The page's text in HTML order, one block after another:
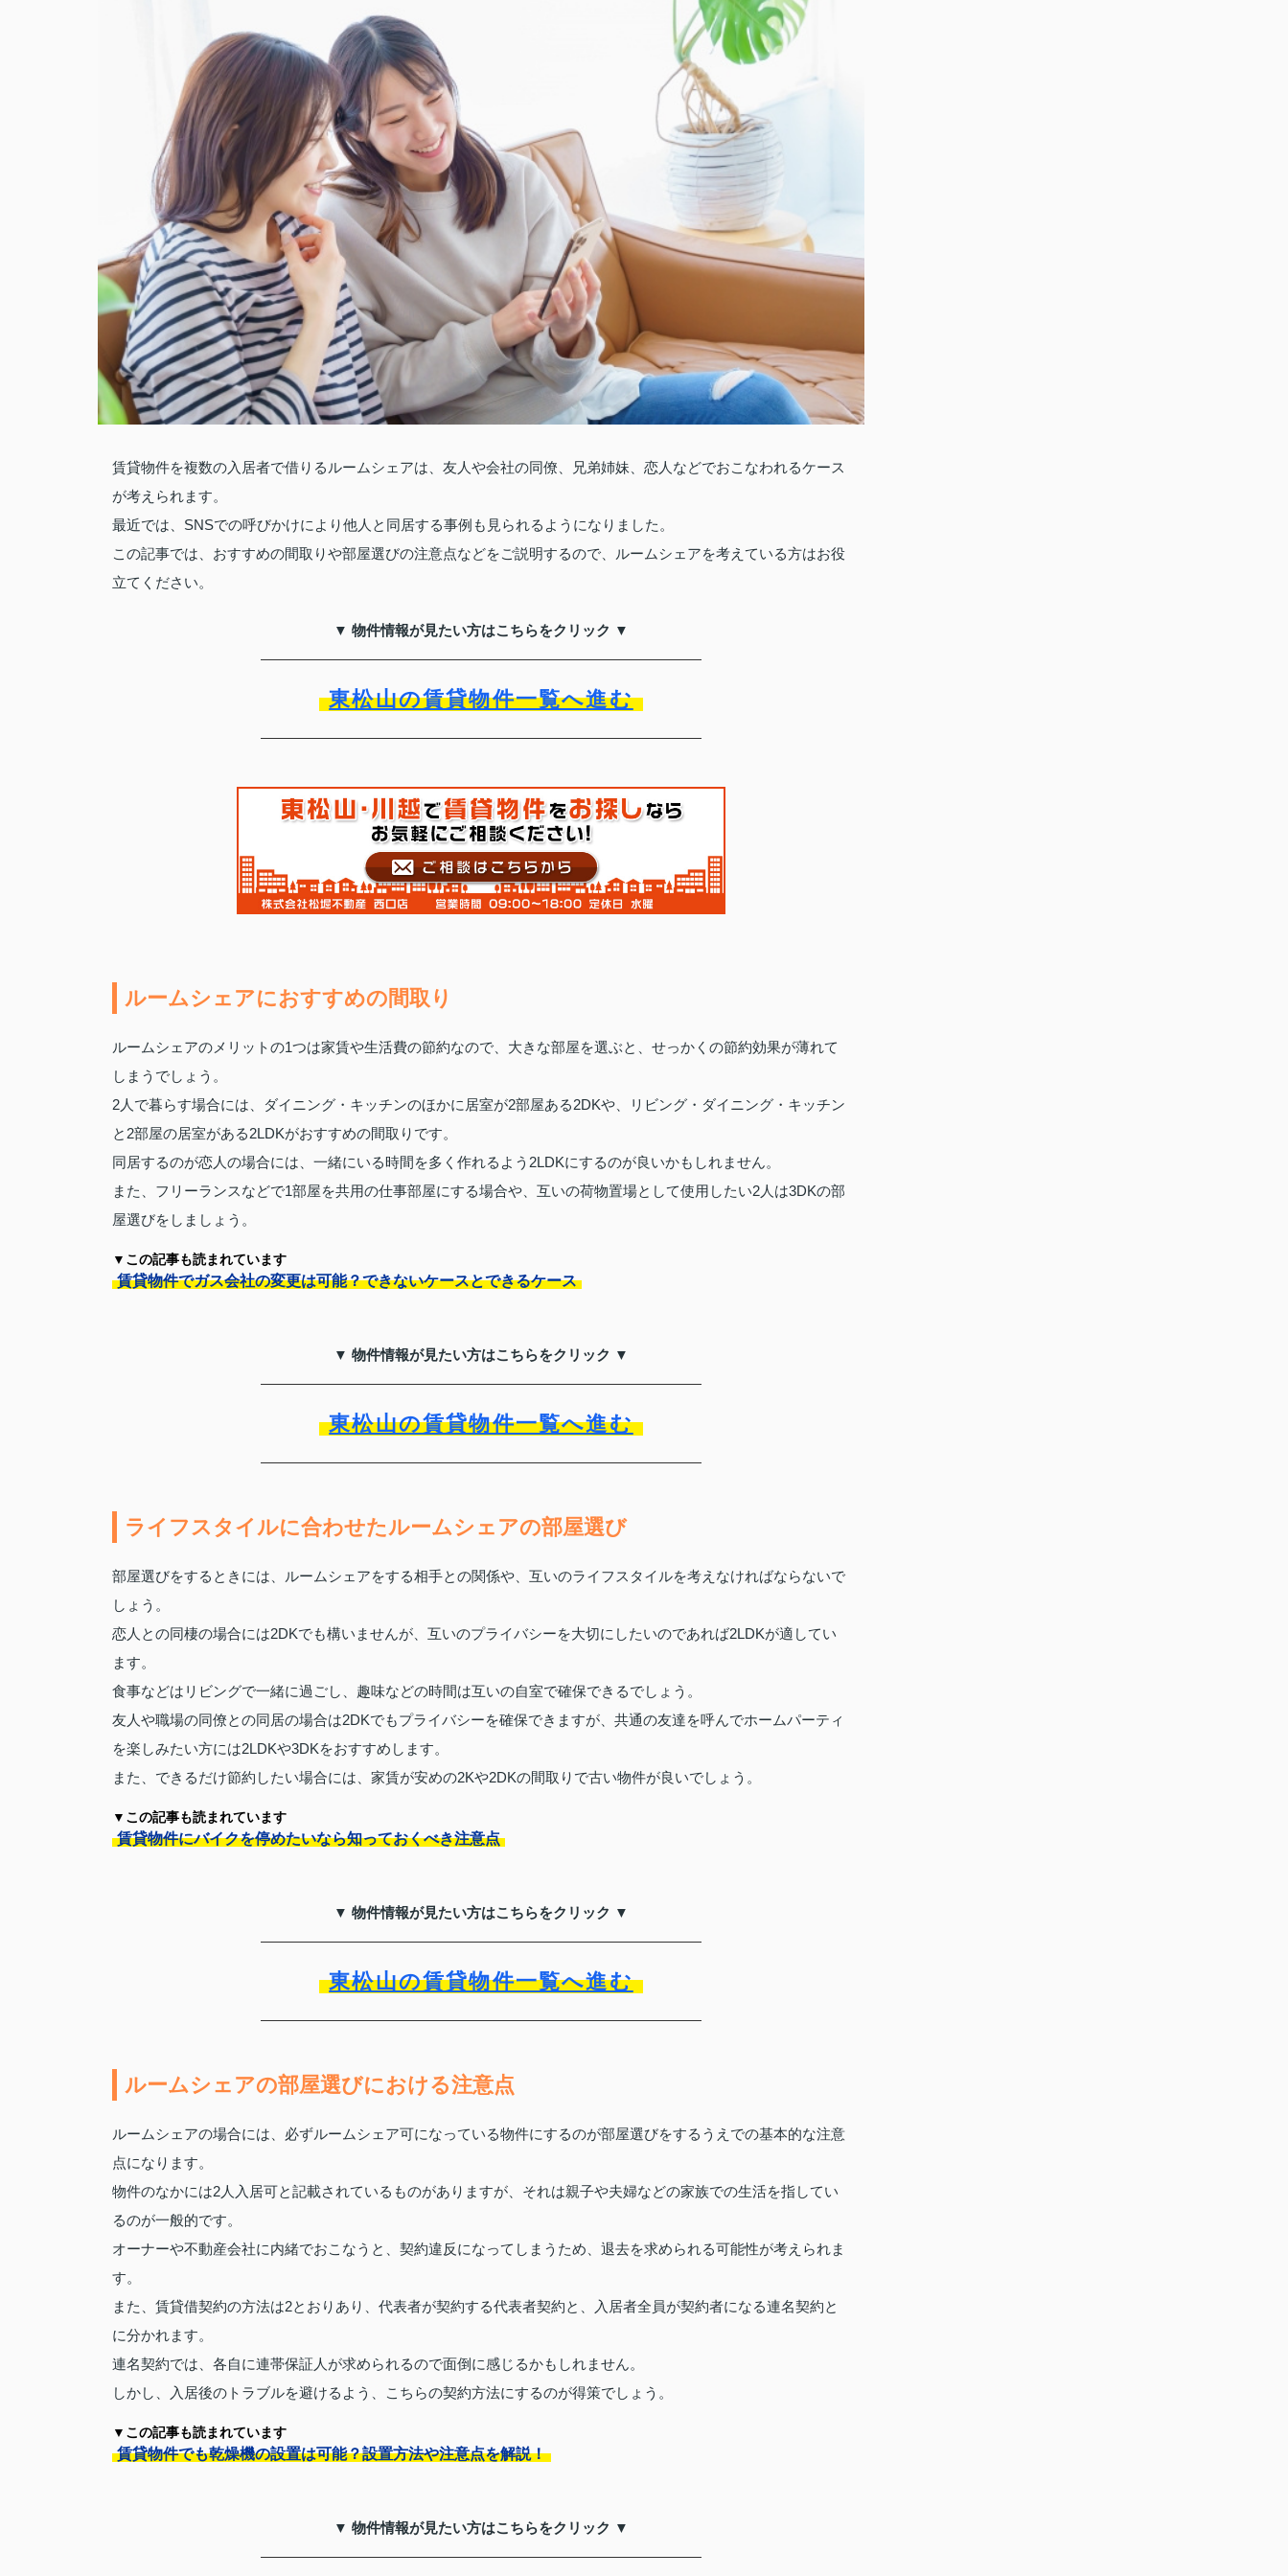
賃貸物件を複数の入居者で借りるルームシェアは、友人や会社の同僚、兄弟姉妹、恋人などでおこなわれるケース
が考えられます。
最近では、SNSでの呼びかけにより他人と同居する事例も見られるようになりました。
この記事では、おすすめの間取りや部屋選びの注意点などをご説明するので、ルームシェアを考えている方はお役
立てください。
▼ 物件情報が見たい方はこちらをクリック ▼
東松山の賃貸物件一覧へ進む
ルームシェアにおすすめの間取り
ルームシェアのメリットの1つは家賃や生活費の節約なので、大きな部屋を選ぶと、せっかくの節約効果が薄れて
しまうでしょう。
2人で暮らす場合には、ダイニング・キッチンのほかに居室が2部屋ある2DKや、リビング・ダイニング・キッチン
と2部屋の居室がある2LDKがおすすめの間取りです。
同居するのが恋人の場合には、一緒にいる時間を多く作れるよう2LDKにするのが良いかもしれません。
また、フリーランスなどで1部屋を共用の仕事部屋にする場合や、互いの荷物置場として使用したい2人は3DKの部
屋選びをしましょう。
▼この記事も読まれています
賃貸物件でガス会社の変更は可能？できないケースとできるケース
▼ 物件情報が見たい方はこちらをクリック ▼
東松山の賃貸物件一覧へ進む
ライフスタイルに合わせたルームシェアの部屋選び
部屋選びをするときには、ルームシェアをする相手との関係や、互いのライフスタイルを考えなければならないで
しょう。
恋人との同棲の場合には2DKでも構いませんが、互いのプライバシーを大切にしたいのであれば2LDKが適してい
ます。
食事などはリビングで一緒に過ごし、趣味などの時間は互いの自室で確保できるでしょう。
友人や職場の同僚との同居の場合は2DKでもプライバシーを確保できますが、共通の友達を呼んでホームパーティ
を楽しみたい方には2LDKや3DKをおすすめします。
また、できるだけ節約したい場合には、家賃が安めの2Kや2DKの間取りで古い物件が良いでしょう。
▼この記事も読まれています
賃貸物件にバイクを停めたいなら知っておくべき注意点
▼ 物件情報が見たい方はこちらをクリック ▼
東松山の賃貸物件一覧へ進む
ルームシェアの部屋選びにおける注意点
ルームシェアの場合には、必ずルームシェア可になっている物件にするのが部屋選びをするうえでの基本的な注意
点になります。
物件のなかには2人入居可と記載されているものがありますが、それは親子や夫婦などの家族での生活を指してい
るのが一般的です。
オーナーや不動産会社に内緒でおこなうと、契約違反になってしまうため、退去を求められる可能性が考えられま
す。
また、賃貸借契約の方法は2とおりあり、代表者が契約する代表者契約と、入居者全員が契約者になる連名契約と
に分かれます。
連名契約では、各自に連帯保証人が求められるので面倒に感じるかもしれません。
しかし、入居後のトラブルを避けるよう、こちらの契約方法にするのが得策でしょう。
▼この記事も読まれています
賃貸物件でも乾燥機の設置は可能？設置方法や注意点を解説！
▼ 物件情報が見たい方はこちらをクリック ▼